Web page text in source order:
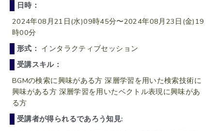
日時：
2024年08月21日(水)09時45分〜2024年08月23日(金)19
時00分
形式： インタラクティブセッション
受講スキル：
BGMの検索に興味がある方 深層学習を用いた検索技術に
興味がある方 深層学習を用いたベクトル表現に興味があ
る方
受講者が得られるであろう知見: